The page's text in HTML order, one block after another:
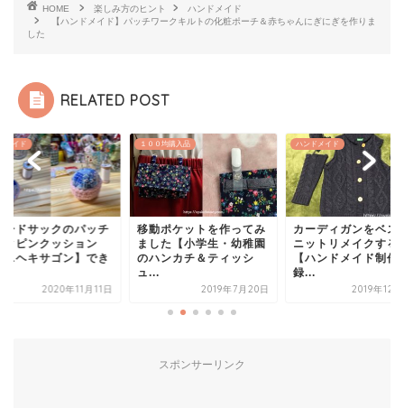
HOME 楽しみ方のヒント
ハンドメイド
【ハンドメイド】パッチワークキルトの化粧ポーチ＆赤ちゃんにぎにぎを作りま
した
RELATED POST
メイド
ードサックのパッチ
クピンクッション
ニヘキサゴン】でき
2020年11月11日
１００均購入品
移動ポケットを作ってみ
ました【小学生・幼稚園
のハンカチ＆ティッシ
ュ...
2019年7月20日
ハンドメイド
カーディガンをベス
ニットリメイクする
【ハンドメイド制作
録...
2019年12
スポンサーリンク